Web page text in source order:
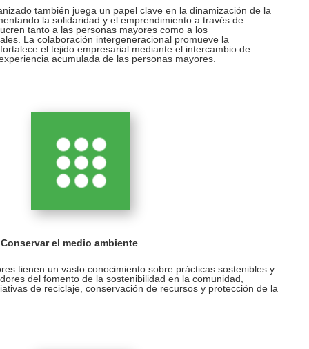
también juega un papel clave en la dinamización de la
la solidaridad y el emprendimiento a través de
tanto a las personas mayores como a los
La colaboración intergeneracional promueve la
el tejido empresarial mediante el intercambio de
acumulada de las personas mayores.
el medio ambiente
tienen un vasto conocimiento sobre prácticas sostenibles y
del fomento de la sostenibilidad en la comunidad,
de reciclaje, conservación de recursos y protección de la